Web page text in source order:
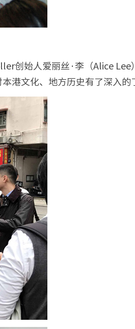
创始人爱丽丝·李（Alice Lee
港文化、地方历史有了深入的